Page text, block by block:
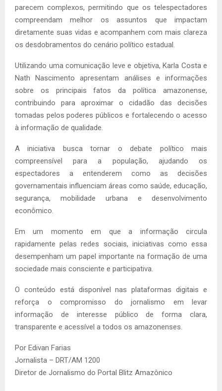
parecem complexos, permitindo que os telespectadores
compreendam melhor os assuntos que impactam
diretamente suas vidas e acompanhem com mais clareza
os desdobramentos do cenário político estadual.
Utilizando uma comunicação leve e objetiva, Karla Costa e
Nath Nascimento apresentam análises e informações
sobre os principais fatos da política amazonense,
contribuindo para aproximar o cidadão das decisões
tomadas pelos poderes públicos e fortalecendo o acesso
à informação de qualidade.
A iniciativa busca tornar o debate político mais
compreensível para a população, ajudando os
espectadores a entenderem como as decisões
governamentais influenciam áreas como saúde, educação,
segurança, mobilidade urbana e desenvolvimento
econômico.
Em um momento em que a informação circula
rapidamente pelas redes sociais, iniciativas como essa
desempenham um papel importante na formação de uma
sociedade mais consciente e participativa.
O conteúdo está disponível nas plataformas digitais e
reforça o compromisso do jornalismo em levar
informação de interesse público de forma clara,
transparente e acessível a todos os amazonenses.
Por Edivan Farias
Jornalista – DRT/AM 1200
Diretor de Jornalismo do Portal Blitz Amazônico